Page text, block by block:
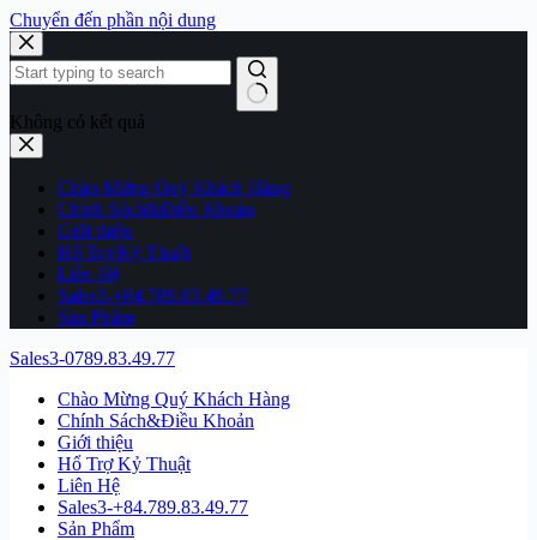
Chuyển đến phần nội dung
Không có kết quả
Chào Mừng Quý Khách Hàng
Chính Sách&Điều Khoản
Giới thiệu
Hổ Trợ Kỷ Thuật
Liên Hệ
Sales3-+84.789.83.49.77
Sản Phẩm
Sales3-0789.83.49.77
Chào Mừng Quý Khách Hàng
Chính Sách&Điều Khoản
Giới thiệu
Hổ Trợ Kỷ Thuật
Liên Hệ
Sales3-+84.789.83.49.77
Sản Phẩm